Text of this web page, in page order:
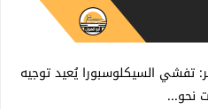
تفشي السيكلوسبورا يُعيد توجيه
نحو...